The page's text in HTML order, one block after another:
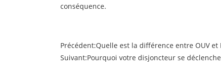
conséquence.
Précédent:Quelle est la différence entre OUV et
Suivant:Pourquoi votre disjoncteur se